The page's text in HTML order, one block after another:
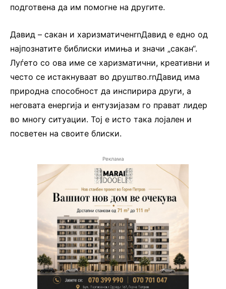
подготвена да им помогне на другите.
Давид – сакан и харизматиченrnДавид е едно од
најпознатите библиски имиња и значи „сакан“.
Луѓето со ова име се харизматични, креативни и
често се истакнуваат во друштво.rnДавид има
природна способност да инспирира други, а
неговата енергија и ентузијазам го прават лидер
во многу ситуации. Тој е исто така лојален и
посветен на своите блиски.
Реклама